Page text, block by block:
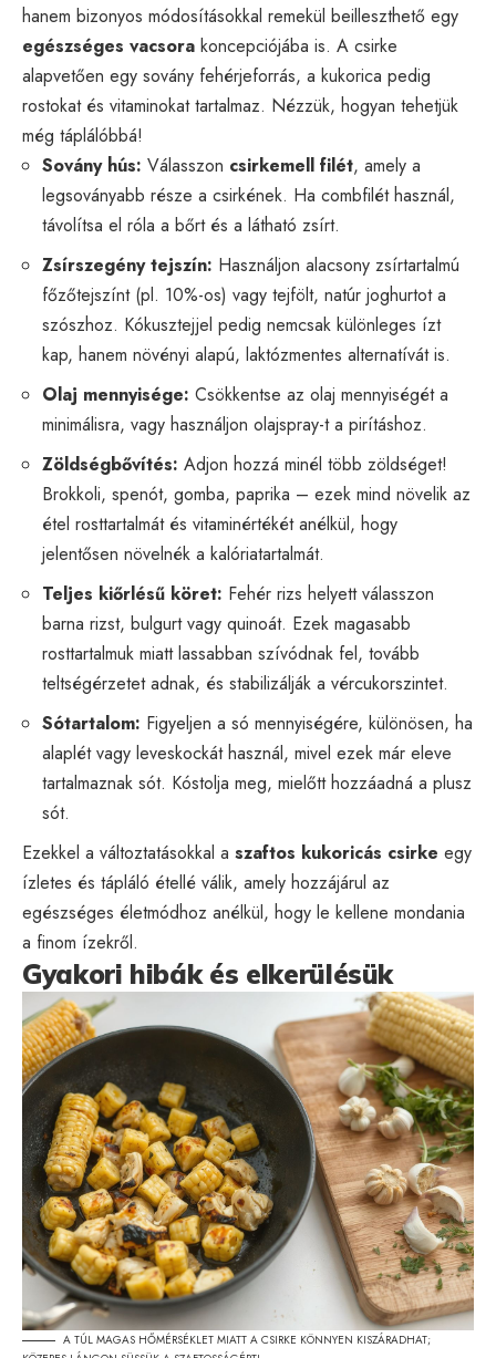
hanem bizonyos módosításokkal remekül beilleszthető egy
egészséges vacsora koncepciójába is. A csirke
alapvetően egy sovány fehérjeforrás, a kukorica pedig
rostokat és vitaminokat tartalmaz. Nézzük, hogyan tehetjük
még táplálóbbá!
Sovány hús: Válasszon csirkemell filét, amely a
legsoványabb része a csirkének. Ha combfilét használ,
távolítsa el róla a bőrt és a látható zsírt.
Zsírszegény tejszín: Használjon alacsony zsírtartalmú
főzőtejszínt (pl. 10%-os) vagy tejfölt, natúr joghurtot a
szószhoz. Kókusztejjel pedig nemcsak különleges ízt
kap, hanem növényi alapú, laktózmentes alternatívát is.
Olaj mennyisége: Csökkentse az olaj mennyiségét a
minimálisra, vagy használjon olajspray-t a pirításhoz.
Zöldségbővítés: Adjon hozzá minél több zöldséget!
Brokkoli, spenót, gomba, paprika – ezek mind növelik az
étel rosttartalmát és vitaminértékét anélkül, hogy
jelentősen növelnék a kalóriatartalmát.
Teljes kiőrlésű köret: Fehér rizs helyett válasszon
barna rizst, bulgurt vagy quinoát. Ezek magasabb
rosttartalmuk miatt lassabban szívódnak fel, tovább
teltségérzetet adnak, és stabilizálják a vércukorszintet.
Sótartalom: Figyeljen a só mennyiségére, különösen, ha
alaplét vagy leveskockát használ, mivel ezek már eleve
tartalmaznak sót. Kóstolja meg, mielőtt hozzáadná a plusz
sót.
Ezekkel a változtatásokkal a szaftos kukoricás csirke egy
ízletes és tápláló étellé válik, amely hozzájárul az
egészséges életmódhoz anélkül, hogy le kellene mondania
a finom ízekről.
Gyakori hibák és elkerülésük
A TÚL MAGAS HŐMÉRSÉKLET MIATT A CSIRKE KÖNNYEN KISZÁRADHAT;